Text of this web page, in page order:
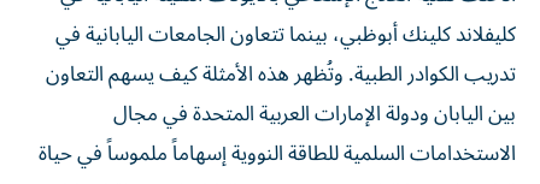
كليفلاند كلينك أبوظبي، بينما تتعاون الجامعات اليابانية في
تدريب الكوادر الطبية. وتُظهر هذه الأمثلة كيف يسهم التعاون
بين اليابان ودولة الإمارات العربية المتحدة في مجال
الاستخدامات السلمية للطاقة النووية إسهاماً ملموساً في حياة